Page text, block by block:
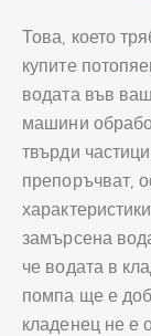
Това, което
купите
водата във
машини
твърди
препоръчват,
замърсена
че водата в
помпа ще е
кладенец не е